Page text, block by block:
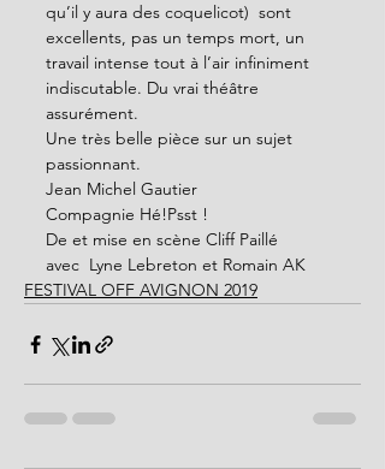
qu’il y aura des coquelicot)  sont
excellents, pas un temps mort, un
travail intense tout à l’air infiniment
indiscutable. Du vrai théâtre
assurément.
Une très belle pièce sur un sujet
passionnant.
Jean Michel Gautier
Compagnie Hé!Psst !
De et mise en scène Cliff Paillé
avec  Lyne Lebreton et Romain AK
FESTIVAL OFF AVIGNON 2019